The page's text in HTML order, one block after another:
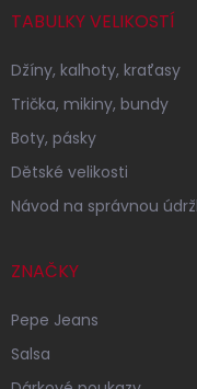
TABULKY VELIKOSTÍ
Džíny, kalhoty, kraťasy
Trička, mikiny, bundy
Boty, pásky
Dětské velikosti
Návod na správnou
ZNAČKY
Pepe Jeans
Salsa